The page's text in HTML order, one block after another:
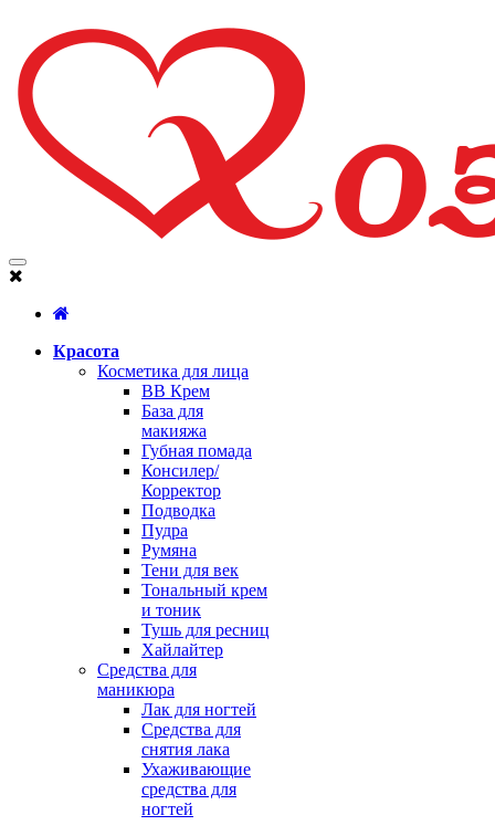
Красота
Косметика для лица
BB Крем
База для
макияжа
Губная помада
Консилер/
Корректор
Подводка
Пудра
Румяна
Тени для век
Тональный крем
и тоник
Тушь для ресниц
Хайлайтер
Средства для
маникюра
Лак для ногтей
Средства для
снятия лака
Ухаживающие
средства для
ногтей